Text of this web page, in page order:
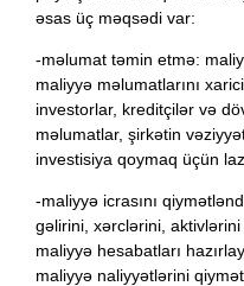
əsas üç məqsədi var:
-məlumat təmin etmə:
maliyyə məlumatlarını
investorlar, kreditçilər və
məlumatlar, şirkətin
investisiya qoymaq üçün
-maliyyə icrasını
gəlirini, xərclərini,
maliyyə hesabatları
maliyyə naliyyətlərini